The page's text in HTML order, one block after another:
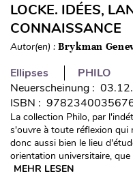
LOCKE. IDÉES,
CONNAISSANCE
Autor(en) : Brykman
Ellipses
PHILO
Neuerscheinung :
ISBN :
La collection Philo, par
s'ouvre à toute réflexion qui
donc aussi bien le lieu
orientation universitaire,
MEHR LESEN